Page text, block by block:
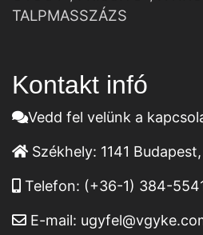
TALPMASSZÁZS
Kontakt infó
Vedd fel velünk a
Székhely: 1141
Telefon: (+36-1) 384-
E-mail: